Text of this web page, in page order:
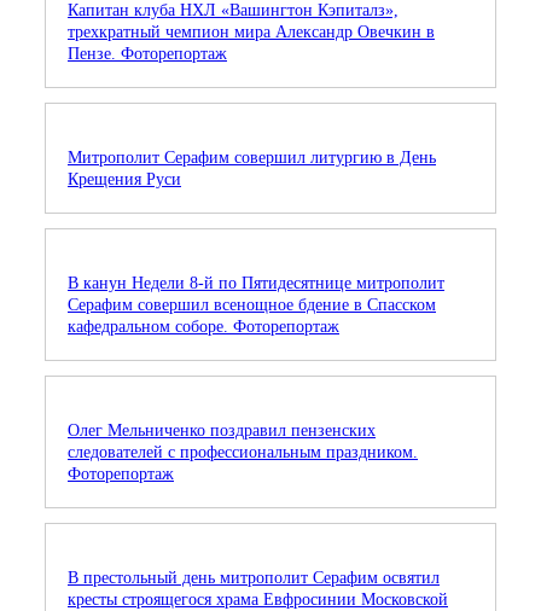
Капитан клуба НХЛ «Вашингтон Кэпиталз»,
трехкратный чемпион мира Александр Овечкин в
Пензе. Фоторепортаж
Митрополит Серафим совершил литургию в День
Крещения Руси
В канун Недели 8-й по Пятидесятнице митрополит
Серафим совершил всенощное бдение в Спасском
кафедральном соборе. Фоторепортаж
Олег Мельниченко поздравил пензенских
следователей с профессиональным праздником.
Фоторепортаж
В престольный день митрополит Серафим освятил
кресты строящегося храма Евфросинии Московской